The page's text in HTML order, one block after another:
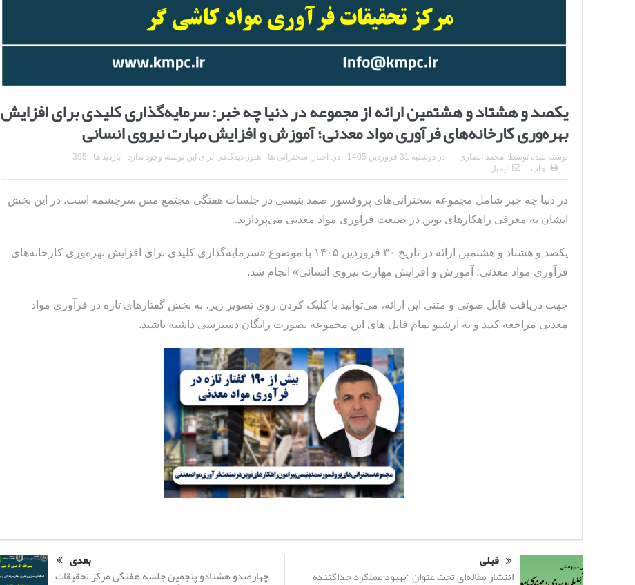
یکصد و هشتاد و هشتمین ارائه از مجموعه در دنیا چه خبر: سرمایه‌گذاری کلیدی برای افزایش
بهره‌وری کارخانه‌های فرآوری مواد معدنی؛ آموزش و افزایش مهارت نیروی انسانی
نوشته شده توسط:محمد انصاری دردوشنبه 31 فروردین 1405 در: اخبار , سخنرانی ها هنوز دیدگاهی برای این نوشته وجود ندارد
بازدید ها : 395
چاپ
ایمیل
در دنیا چه خبر شامل مجموعه سخنرانی‌های پروفسور صمد بنیسی در جلسات هفتگی مجتمع مس سرچشمه است. در این بخش
ایشان به معرفی راهکارهای نوین در صنعت فرآوری مواد معدنی می‌پردازند.
یکصد و هشتاد و هشتمین ارائه در تاریخ ۳۰ فروردین ۱۴۰۵ با موضوع «سرمایه‌گذاری کلیدی برای افزایش بهره‌وری کارخانه‌های
فرآوری مواد معدنی؛ آموزش و افزایش مهارت نیروی انسانی» انجام شد.
جهت دریافت فایل صوتی و متنی این ارائه، می‌توانید با کلیک کردن روی تصویر زیر، به بخش گفتارهای تازه در فرآوری مواد
معدنی مراجعه کنید و به آرشیو تمام فایل های این مجموعه بصورت رایگان دسترسی داشته باشید.
قبلی
انتشار مقاله‌ای تحت عنوان “بهبود عملکرد جداکننده
بعدی
چهارصدو هشتادو پنجمین جلسه هفتگی مرکز تحقیقات